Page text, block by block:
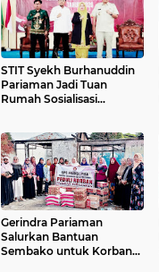
STIT Syekh Burhanuddin
Pariaman Jadi Tuan
Rumah Sosialisasi
dan DPR RI
Gerindra Pariaman
Salurkan Bantuan
Sembako untuk Korban